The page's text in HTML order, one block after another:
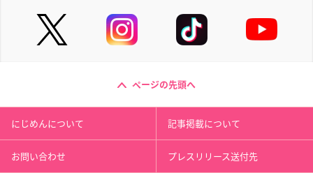
ページの先頭へ
にじめんについて 記事掲載について
お問い合わせ プレスリリース送付先